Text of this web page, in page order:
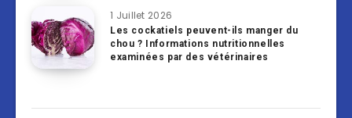
1 Juillet 2026
Les cockatiels peuvent-ils manger du
chou ? Informations nutritionnelles
examinées par des vétérinaires